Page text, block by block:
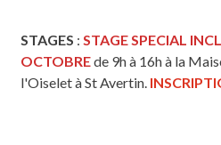
STAGES : STAGE SPECIAL
OCTOBREde 9h à 16h à la
l'Oiselet à St Avertin.